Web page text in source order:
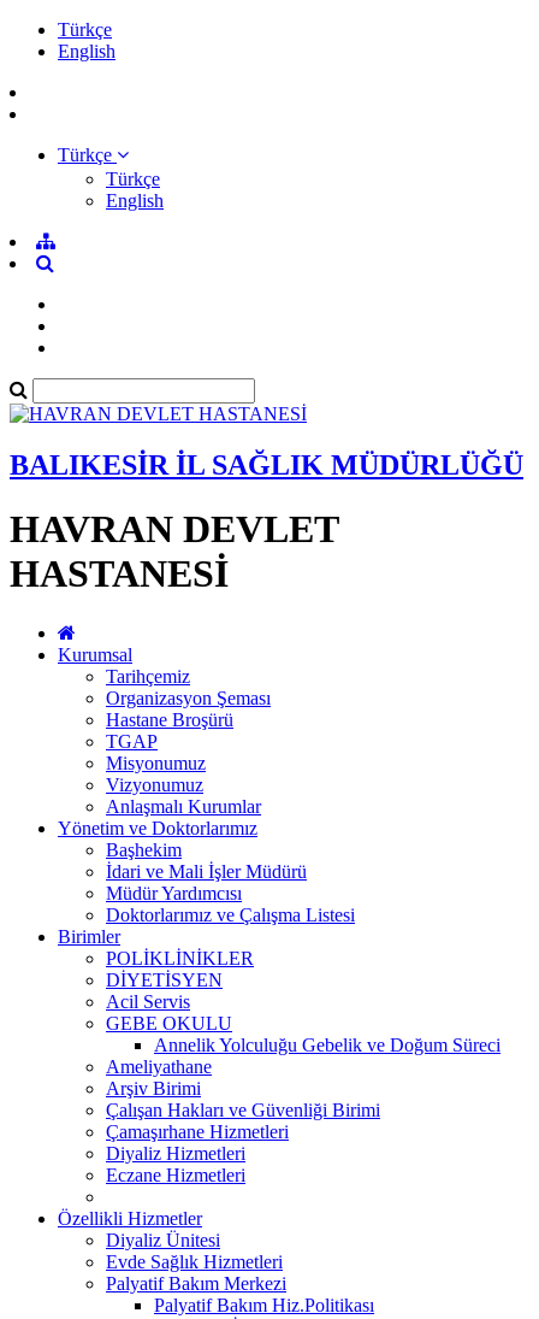
Türkçe
English
Türkçe
Türkçe
English
BALIKESİR İL SAĞLIK MÜDÜRLÜĞÜ
HAVRAN DEVLET
HASTANESİ
Kurumsal
Tarihçemiz
Organizasyon Şeması
Hastane Broşürü
TGAP
Misyonumuz
Vizyonumuz
Anlaşmalı Kurumlar
Yönetim ve Doktorlarımız
Başhekim
İdari ve Mali İşler Müdürü
Müdür Yardımcısı
Doktorlarımız ve Çalışma Listesi
Birimler
POLİKLİNİKLER
DİYETİSYEN
Acil Servis
GEBE OKULU
Annelik Yolculuğu Gebelik ve Doğum Süreci
Ameliyathane
Arşiv Birimi
Çalışan Hakları ve Güvenliği Birimi
Çamaşırhane Hizmetleri
Diyaliz Hizmetleri
Eczane Hizmetleri
Özellikli Hizmetler
Diyaliz Ünitesi
Evde Sağlık Hizmetleri
Palyatif Bakım Merkezi
Palyatif Bakım Hiz.Politikası